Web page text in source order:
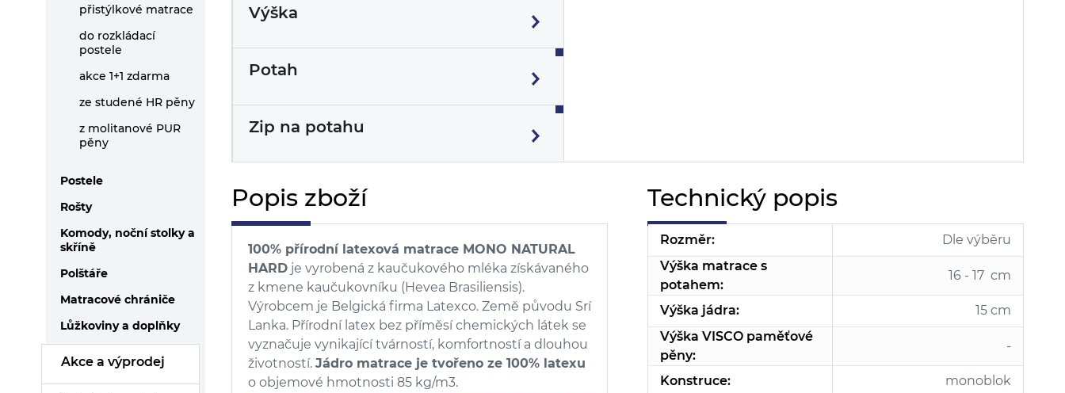
přistýlkové matrace
do rozkládací
postele
akce 1+1 zdarma
ze studené HR pěny
z molitanové PUR
pěny
Postele
Rošty
Komody, noční stolky a
skříně
Polštáře
Matracové chrániče
Lůžkoviny a doplňky
Akce a výprodej
Výška
Potah
Zip na potahu
Popis zboží
100% přírodní latexová matrace MONO NATURAL
HARD je vyrobená z kaučukového mléka získávaného
z kmene kaučukovníku (Hevea Brasiliensis).
Výrobcem je Belgická firma Latexco. Země původu Srí
Lanka. Přírodní latex bez příměsí chemických látek se
vyznačuje vynikající tvárností, komfortností a dlouhou
životností. Jádro matrace je tvořeno ze 100% latexu
o objemové hmotnosti 85 kg/m3.
Technický popis
Rozměr:
Dle výběru
Výška matrace s
potahem:
16 - 17 cm
Výška jádra:
15 cm
Výška VISCO paměťové
pěny:
-
Konstruce:
monoblok